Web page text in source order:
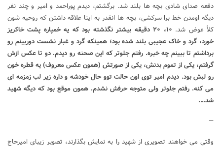
دفعه صدای شادی بچه ها بلند شد. برگشتم، دیدم پوراحمد و امیر و چند نفر
دیگه اومدن خط برا سرکشی، بچه ها انقدر به اینا علاقه داشتن که روحیه شون
کلاً عوض شد.
۱۰، ۲۰ دقیقه بیشتر نگذشته بود که یه خمپاره پشت خاکریز
خورد، گرد و خاک عجیبی بلند شده بود؛ همینکه گرد و غبار نشست دوربینم رو
برداشتم تا ببینم چه خبره. رفتم جلوتر که این صحنه رو دیدم. دو تا عکس ازش
گرفتم، یکی از تموم بدنش، یکی از صورتش (همون عکس معروف) یه قطره خون
رو لبش بود. دیدم امیر توی اون حالت توو حال خودشه و داره زیر لب زمزمه ای
می کنه. رفتم جلوتر ولی متوجه حرفش نشدم. همون موقع بود که دیگه شهید
شد….
—
وقتی می خواهند تصویری از شهید را به نمایش بگذارند، تصویر زیبای امیرحاج